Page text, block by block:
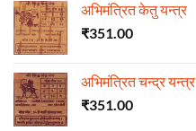
अभिमंत्रित केतु यन्त्र
₹351.00
अभिमंत्रित चन्द्र यन्त्र
₹351.00